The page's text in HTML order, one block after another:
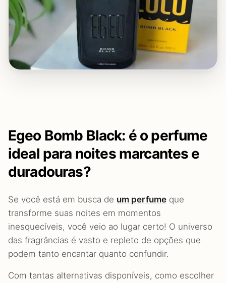
Egeo Bomb Black: é o perfume
ideal para noites marcantes e
duradouras?
Se você está em busca de um perfume que
transforme suas noites em momentos
inesquecíveis, você veio ao lugar certo! O universo
das fragrâncias é vasto e repleto de opções que
podem tanto encantar quanto confundir.
Com tantas alternativas disponíveis, como escolher